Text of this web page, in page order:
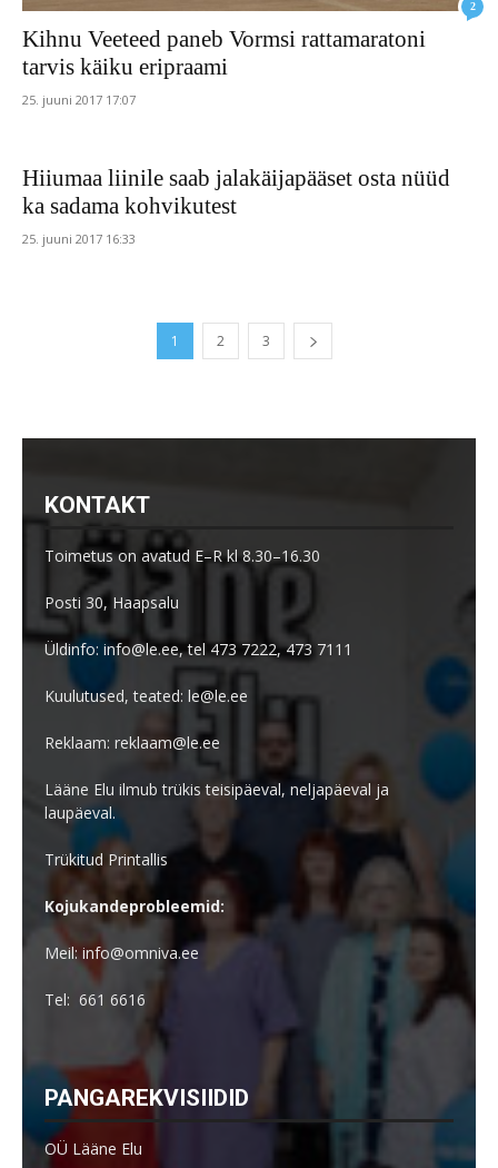
2
Kihnu Veeteed paneb Vormsi rattamaratoni
tarvis käiku eripraami
25. juuni 2017 17:07
Hiiumaa liinile saab jalakäijapääset osta nüüd
ka sadama kohvikutest
25. juuni 2017 16:33
1 2 3
KONTAKT
Toimetus on avatud E–R kl 8.30–16.30
Posti 30, Haapsalu
Üldinfo: info@le.ee, tel 473 7222, 473 7111
Kuulutused, teated: le@le.ee
Reklaam: reklaam@le.ee
Lääne Elu ilmub trükis teisipäeval, neljapäeval ja
laupäeval.
Trükitud Printallis
Kojukandeprobleemid:
Meil: info@omniva.ee
Tel: 661 6616
PANGAREKVISIIDID
OÜ Lääne Elu